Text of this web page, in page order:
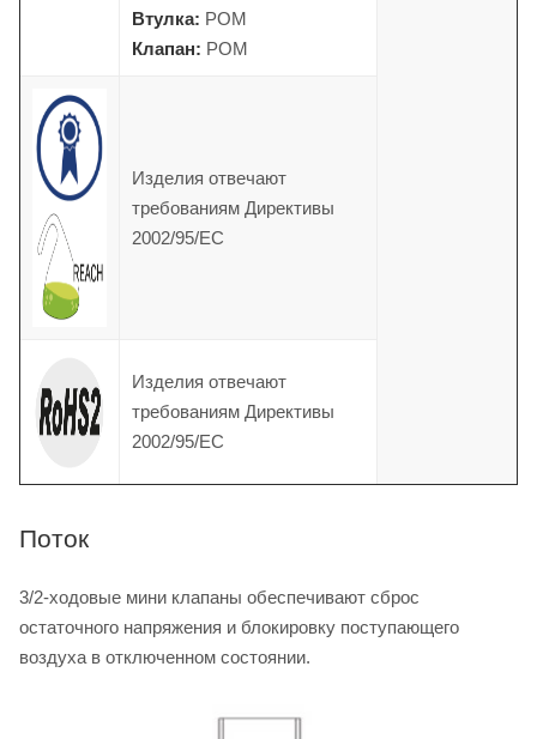
Втулка: POM
Клапан: POM
Изделия отвечают
требованиям Директивы
2002/95/EC
Изделия отвечают
требованиям Директивы
2002/95/EC
Поток
3/2-ходовые мини клапаны обеспечивают сброс
остаточного напряжения и блокировку поступающего
воздуха в отключенном состоянии.